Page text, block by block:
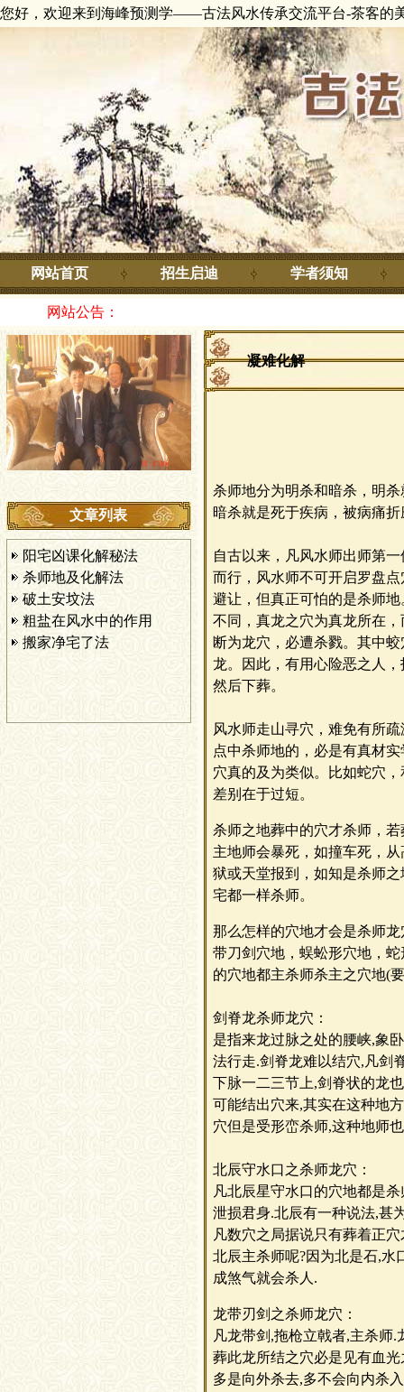
您好，欢迎来到海峰预测学——古法风水传承交流平台-茶客的
网站首页 招生启迪 学者须知
网站公告：
文章列表
阳宅凶课化解秘法
杀师地及化解法
破土安坟法
粗盐在风水中的作用
搬家净宅了法
凝难化解
杀师地分为明杀和暗杀，明
暗杀就是死于疾病，被病痛
自古以来，凡风水师出师第
而行，风水师不可开启罗盘
避让，但真正可怕的是杀师
不同，真龙之穴为真龙所在
断为龙穴，必遭杀戮。其中
龙。因此，有用心险恶之人
然后下葬。
风水师走山寻穴，难免有所
点中杀师地的，必是有真材
穴真的及为类似。比如蛇穴
差别在于过短。
杀师之地葬中的穴才杀师，
主地师会暴死，如撞车死，
狱或天堂报到，如知是杀师
宅都一样杀师。
那么怎样的穴地才会是杀师
带刀剑穴地，蜈蚣形穴地，
的穴地都主杀师杀主之穴地(
剑脊龙杀师龙穴：
是指来龙过脉之处的腰峡,象
法行走.剑脊龙难以结穴,凡剑
下脉一二三节上,剑脊状的龙
可能结出穴来,其实在这种地
穴但是受形峦杀师,这种地师
北辰守水口之杀师龙穴：
凡北辰星守水口的穴地都是
泄损君身.北辰有一种说法,甚
凡数穴之局据说只有葬着正
北辰主杀师呢?因为北是石,水
成煞气就会杀人.
龙带刃剑之杀师龙穴：
凡龙带剑,拖枪立戟者,主杀师
葬此龙所结之穴必是见有血
多是向外杀去,多不会向内杀